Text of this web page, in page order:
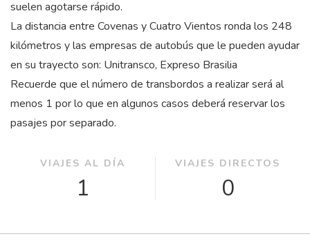
suelen agotarse rápido.
La distancia entre Covenas y Cuatro Vientos ronda los 248
kilómetros y las empresas de autobús que le pueden ayudar
en su trayecto son: Unitransco, Expreso Brasilia
Recuerde que el número de transbordos a realizar será al
menos 1 por lo que en algunos casos deberá reservar los
pasajes por separado.
VIAJES AL DÍA
1
VIAJES DIRECTOS
0